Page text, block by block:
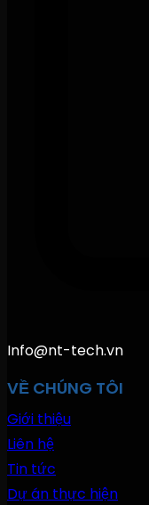
Info@nt-tech.vn
VỀ CHÚNG TÔI
Giới thiệu
Liên hệ
Tin tức
Dự án thực hiện